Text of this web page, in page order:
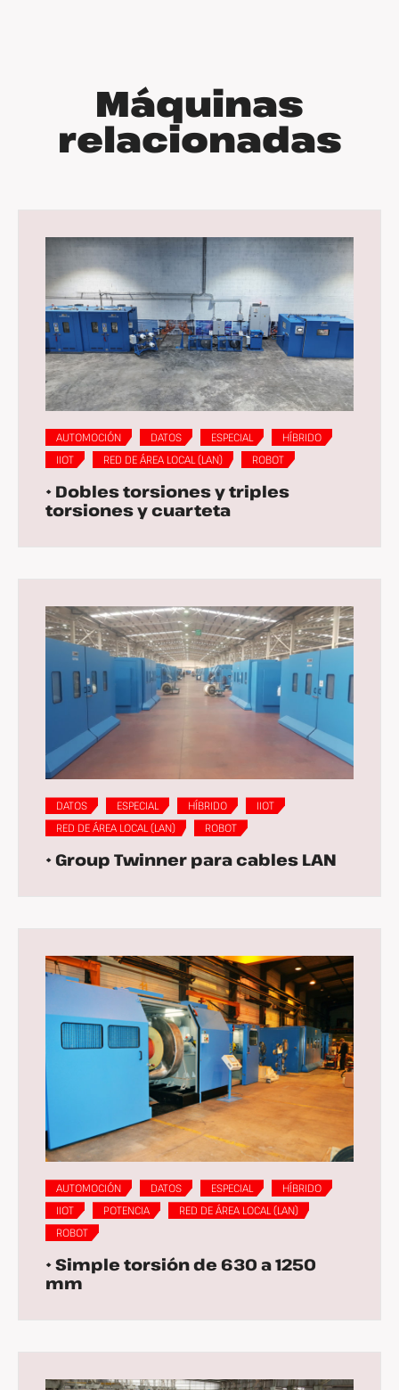
Máquinas
relacionadas
AUTOMOCIÓN DATOS ESPECIAL
HÍBRIDO
IIOT
RED DE ÁREA LOCAL (LAN) ROBOT
• Dobles torsiones y triples
torsiones y cuarteta
DATOS ESPECIAL HÍBRIDO
IIOT
RED DE ÁREA LOCAL (LAN)
ROBOT
• Group Twinner para cables LAN
AUTOMOCIÓN DATOS ESPECIAL
HÍBRIDO
IIOT
POTENCIA
RED DE ÁREA LOCAL (LAN)
ROBOT
• Simple torsión de 630 a 1250
mm